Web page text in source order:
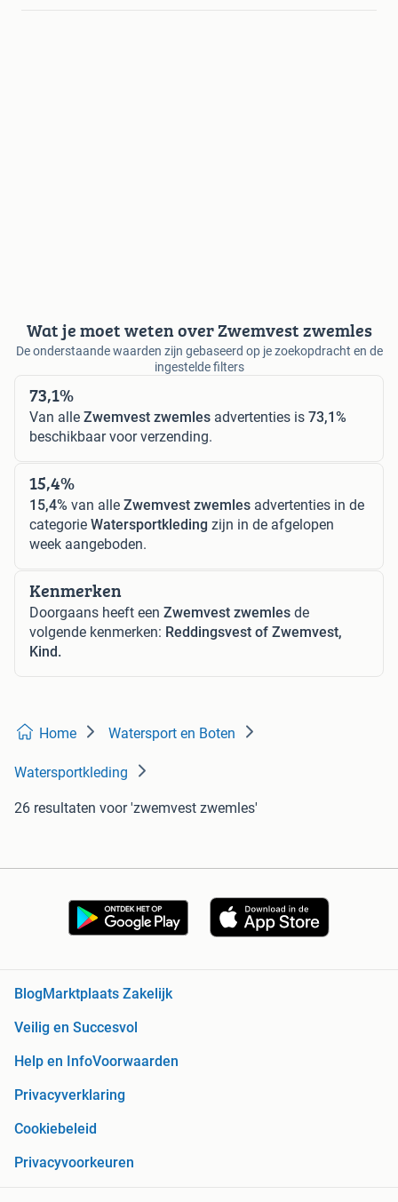
Wat je moet weten over Zwemvest zwemles
De onderstaande waarden zijn gebaseerd op je zoekopdracht en de
ingestelde filters
73,1%
Van alle Zwemvest zwemles advertenties is 73,1%
beschikbaar voor verzending.
15,4%
15,4% van alle Zwemvest zwemles advertenties in de
categorie Watersportkleding zijn in de afgelopen
week aangeboden.
Kenmerken
Doorgaans heeft een Zwemvest zwemles de
volgende kenmerken: Reddingsvest of Zwemvest,
Kind.
Home Watersport en Boten
Watersportkleding
26 resultaten voor 'zwemvest zwemles'
Blog Marktplaats Zakelijk
Veilig en Succesvol
Help en InfoVoorwaarden
Privacyverklaring
Cookiebeleid
Privacyvoorkeuren